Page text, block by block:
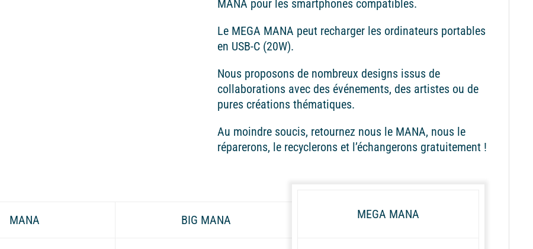
MANA pour les smartphones compatibles.
Le MEGA MANA peut recharger les ordinateurs portables
en USB-C (20W).
Nous proposons de nombreux designs issus de
collaborations avec des événements, des artistes ou de
pures créations thématiques.
Au moindre soucis, retournez nous le MANA, nous le
réparerons, le recyclerons et l’échangerons gratuitement !
MANA BIG MANA MEGA MANA